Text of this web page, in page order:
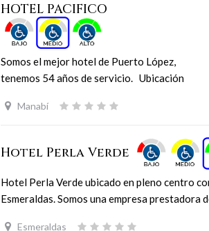
HOTEL PACIFICO
Somos el mejor hotel de Puerto López,
tenemos 54 años de servicio. Ubicación
Manabí
Hotel Perla Verde
Hotel Perla Verde ubicado en pleno centro
Esmeraldas. Somos una empresa prestadora
Esmeraldas